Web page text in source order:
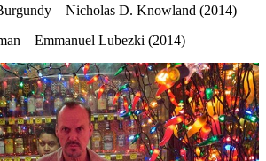
– Nicholas D. Knowland (2014)
– Emmanuel Lubezki (2014)